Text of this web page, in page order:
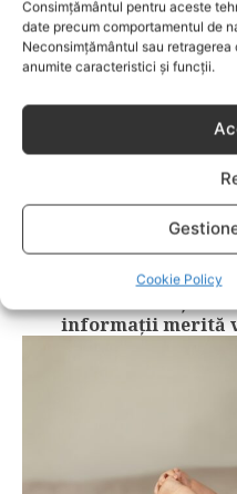
Consimțământul pentru aceste
date precum comportamentul de
Neconsimțământul sau
anumite caracteristici și funcții.
Cookie Policy
informații merită